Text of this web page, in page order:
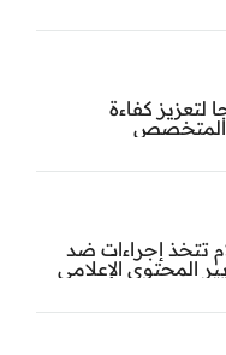
لتعزيز كفاءة
المتخصص
تتخذ إجراءات ضد
المحتوى الإعلامي